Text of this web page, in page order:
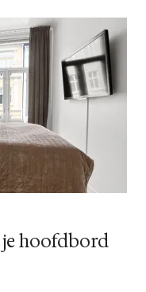
je hoofdbord